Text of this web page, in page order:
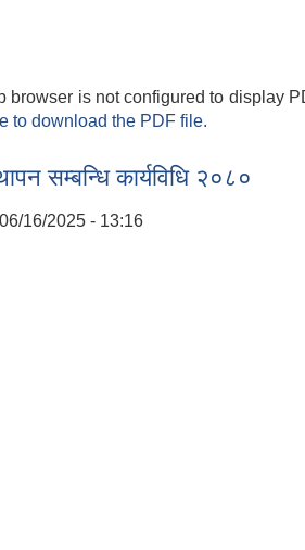
browser is not configured to display
to download the PDF file.
कार्यविधि २०८१
सम्बन्धि कार्यविधि २०८०
16/2025 - 13:16